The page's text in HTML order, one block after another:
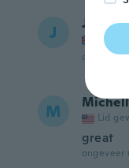
J Julie
Lid
ongeveer
M Lid
great
ongeveer